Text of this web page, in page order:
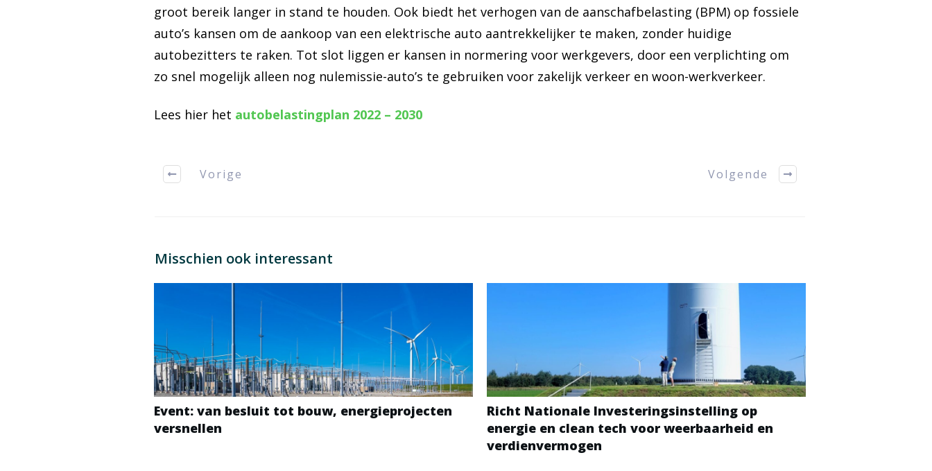
groot bereik langer in stand te houden. Ook biedt het verhogen van de aanschafbelasting (BPM) op fossiele
auto’s kansen om de aankoop van een elektrische auto aantrekkelijker te maken, zonder huidige
autobezitters te raken. Tot slot liggen er kansen in normering voor werkgevers, door een verplichting om
zo snel mogelijk alleen nog nulemissie-auto’s te gebruiken voor zakelijk verkeer en woon-werkverkeer.
Lees hier het autobelastingplan 2022 – 2030
Vorige Volgende
Misschien ook interessant
Event: van besluit tot bouw, energieprojecten
versnellen
Richt Nationale Investeringsinstelling op
energie en clean tech voor weerbaarheid en
verdienvermogen